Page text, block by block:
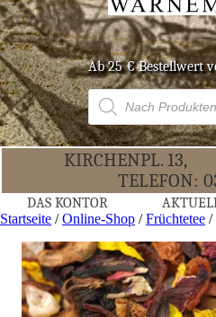
Ab 25 € Bestell­wert
Products
search
KIR­CHEN­PL. 13,
TELE­FON:
DAS KON­TOR
Startseite /Online-Shop /Früchtetee /